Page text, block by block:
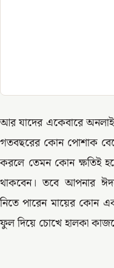
আর যাদের একেবারে
গতবছরের কোন পোশাক
করলে তেমন কোন ক্ষতিই
থাকবেন। তবে আপনার
নিতে পারেন মায়ের কোন
ফুল দিয়ে চোখে হালকা